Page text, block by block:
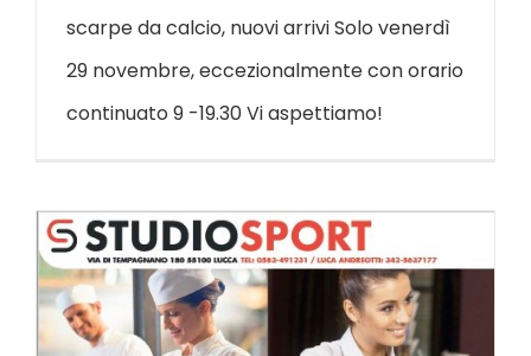
scarpe da calcio, nuovi arrivi Solo venerdì
29 novembre, eccezionalmente con orario
continuato 9 -19.30 Vi aspettiamo!